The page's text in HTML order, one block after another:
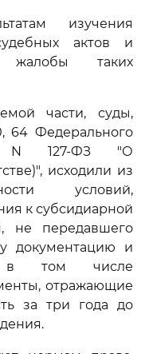
изучения
актов и
жалобы таких
части, суды,
64 Федерального
N 127-ФЗ "О
исходили из
условий,
к субсидиарной
не передавшего
документацию и
в том числе
отражающие
за три года до